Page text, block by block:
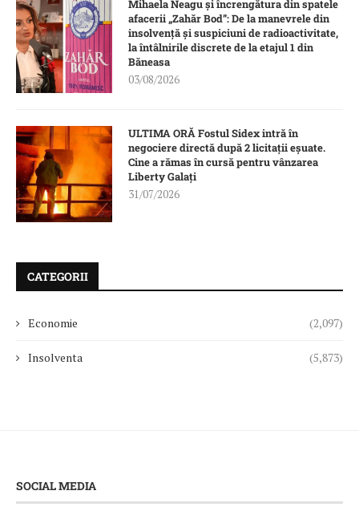
Mihaela Neagu și încrengătura din spatele
afacerii „Zahăr Bod”: De la manevrele din
insolvență și suspiciuni de radioactivitate,
la întâlnirile discrete de la etajul 1 din
Băneasa
03/08/2026
ULTIMA ORĂ Fostul Sidex intră în
negociere directă după 2 licitații eșuate.
Cine a rămas în cursă pentru vânzarea
Liberty Galați
31/07/2026
CATEGORII
Economie (2,097)
Insolventa (5,873)
SOCIAL MEDIA